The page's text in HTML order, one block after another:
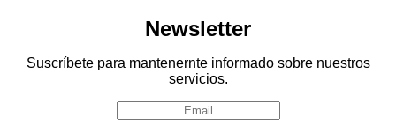
Newsletter
Suscríbete para mantenernte informado sobre nuestros
servicios.